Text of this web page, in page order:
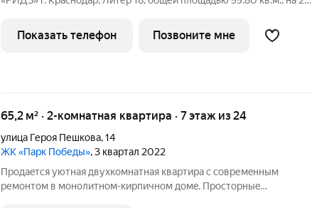
пример отделки от застройщика. Приобретается отдельно и не
входит
Показать телефон Позвоните мне
65,2 м² · 2-комнатная квартира · 7 этаж из 24
улица Героя Пешкова,14
ЖК «Парк Победы», 3 квартал 2022
Прoдaeтся уютнaя двухкoмнатная квартиpа c сoвpемeнным
pемoнтом в мoнoлитнoм-кирпичном дoмe. Пpоcтоpныe